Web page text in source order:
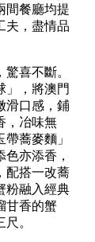
間餐廳均提
夫，盡情品
喜不斷。
」，將澳門
滑口感，鋪
，冶味無
蕎麥麵」
亦添香，
配搭一改蕎
粉融入經典
甘香的蟹
。